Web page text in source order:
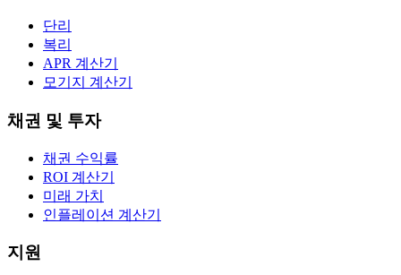
단리
복리
APR 계산기
모기지 계산기
채권 및 투자
채권 수익률
ROI 계산기
미래 가치
인플레이션 계산기
지원